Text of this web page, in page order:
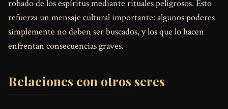
robado de los espíritus mediante rituales peligrosos. Esto
refuerza un mensaje cultural importante: algunos poderes
simplemente no deben ser buscados, y los que lo hacen
enfrentan consecuencias graves.
Relaciones con otros seres